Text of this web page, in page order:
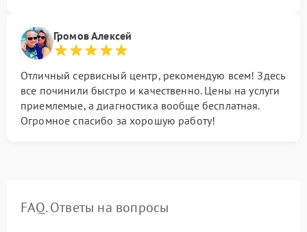
Громов Алексей
Отличный сервисный центр, рекомендую всем! Здесь
все починили быстро и качественно. Цены на услуги
приемлемые, а диагностика вообще бесплатная.
Огромное спасибо за хорошую работу!
FAQ. Ответы на вопросы